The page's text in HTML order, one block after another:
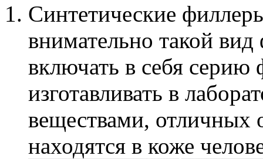
Синтетические
внимательно такой
включать в себя
изготавливать в
веществами, отличных
находятся в коже